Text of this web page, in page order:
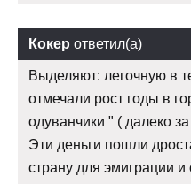
Кокер ответил(а)
Выделяют: легочную в
отмечали рост годы в
одуванчики " ( далеко
Эти деньги пошли
страну для эмиграции и